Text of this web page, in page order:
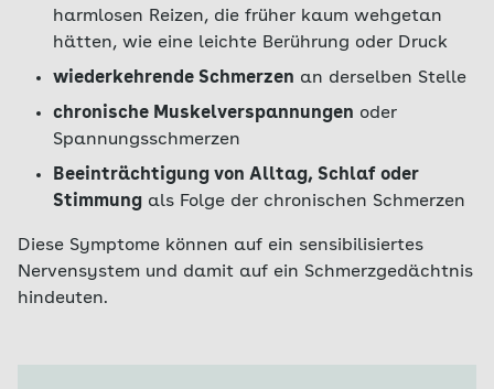
harmlosen Reizen, die früher kaum wehgetan
hätten, wie eine leichte Berührung oder Druck
wiederkehrende Schmerzen an derselben Stelle
chronische Muskelverspannungen oder
Spannungsschmerzen
Beeinträchtigung von Alltag, Schlaf oder
Stimmung als Folge der chronischen Schmerzen
Diese Symptome können auf ein sensibilisiertes
Nervensystem und damit auf ein Schmerzgedächtnis
hindeuten.